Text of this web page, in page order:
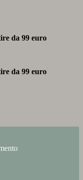
da 99 euro
da 99 euro